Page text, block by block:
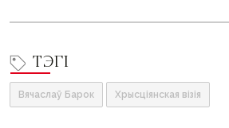
ТЭГІ
Вячаслаў Барок Хрысціянская візія